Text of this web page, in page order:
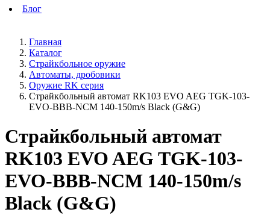
Блог
Главная
Каталог
Страйкбольное оружие
Автоматы, дробовики
Оружие RK серия
Страйкбольный автомат RK103 EVO AEG TGK-103-
EVO-BBB-NCM 140-150m/s Black (G&G)
Страйкбольный автомат
RK103 EVO AEG TGK-103-
EVO-BBB-NCM 140-150m/s
Black (G&G)